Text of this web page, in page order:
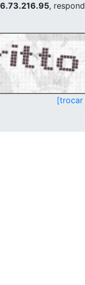
,
[trocar